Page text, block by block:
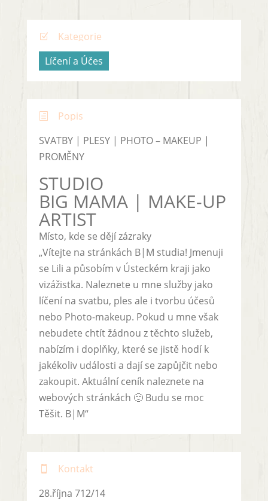
Z
Kategorie
Líčení a Účes
h
Popis
SVATBY | PLESY | PHOTO – MAKEUP |
PROMĚNY
STUDIO
BIG MAMA | MAKE-UP
ARTIST
Místo, kde se dějí zázraky
„Vítejte na stránkách B|M studia! Jmenuji
se Lili a působím v Ústeckém kraji jako
vizážistka. Naleznete u mne služby jako
líčení na svatbu, ples ale i tvorbu účesů
nebo Photo-makeup. Pokud u mne však
nebudete chtít žádnou z těchto služeb,
nabízím i doplňky, které se jistě hodí k
jakékoliv události a dají se zapůjčit nebo
zakoupit. Aktuální ceník naleznete na
webových stránkách 🙂 Budu se moc
Těšit. B|M“

Kontakt
28.října 712/14